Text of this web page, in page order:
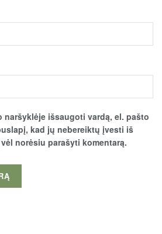
naršyklėje išsaugoti vardą, el. pašto
kad jų nebereiktų įvesti iš
norėsiu parašyti komentarą.